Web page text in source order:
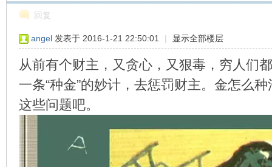
回复
angel 发表于 2016-1-21 22:50:01 | 显示全部楼层
从前有个财主，又贪心，又狠毒，穷人们
一条“种金”的妙计，去惩罚财主。金怎么
这些问题吧。